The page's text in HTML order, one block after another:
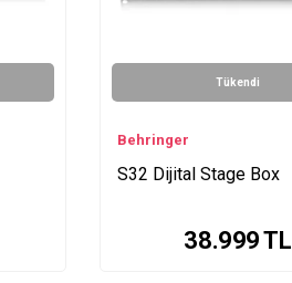
Tükendi
Behringer
S32 Dijital Stage Box
38.999TL